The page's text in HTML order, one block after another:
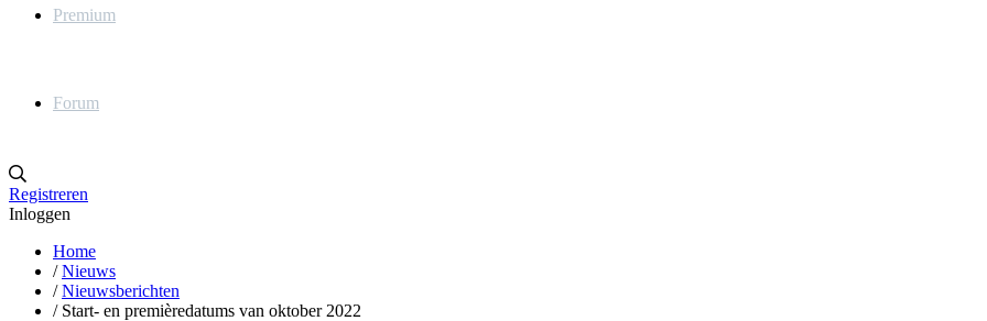
Premium
Forum
Registreren
Inloggen
Home
/ Nieuws
/ Nieuwsberichten
/ Start- en premièredatums van oktober 2022